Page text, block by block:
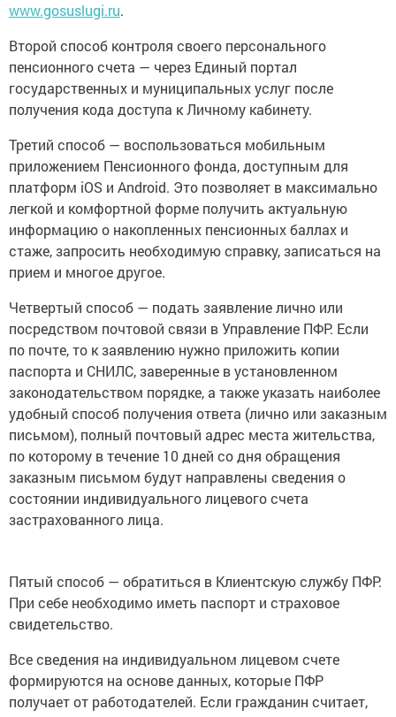
www.gosuslugi.ru.
Второй способ контроля своего персонального
пенсионного счета — через Единый портал
государственных и муниципальных услуг после
получения кода доступа к Личному кабинету.
Третий способ — воспользоваться мобильным
приложением Пенсионного фонда, доступным для
платформ iOS и Android. Это позволяет в максимально
легкой и комфортной форме получить актуальную
информацию о накопленных пенсионных баллах и
стаже, запросить необходимую справку, записаться на
прием и многое другое.
Четвертый способ — подать заявление лично или
посредством почтовой связи в Управление ПФР. Если
по почте, то к заявлению нужно приложить копии
паспорта и СНИЛС, заверенные в установленном
законодательством порядке, а также указать наиболее
удобный способ получения ответа (лично или заказным
письмом), полный почтовый адрес места жительства,
по которому в течение 10 дней со дня обращения
заказным письмом будут направлены сведения о
состоянии индивидуального лицевого счета
застрахованного лица.
Пятый способ — обратиться в Клиентскую службу ПФР.
При себе необходимо иметь паспорт и страховое
свидетельство.
Все сведения на индивидуальном лицевом счете
формируются на основе данных, которые ПФР
получает от работодателей. Если гражданин считает,